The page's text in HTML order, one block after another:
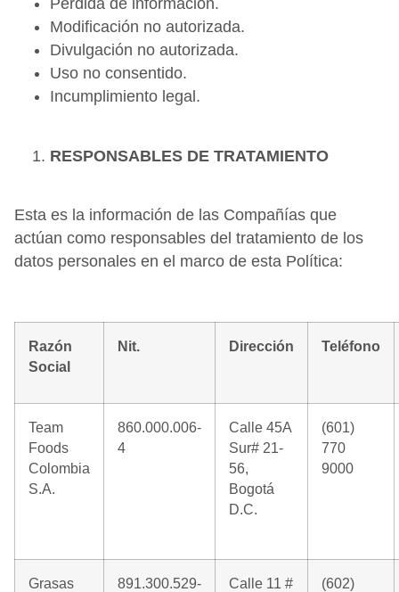
Pérdida de información.
Modificación no autorizada.
Divulgación no autorizada.
Uso no consentido.
Incumplimiento legal.
RESPONSABLES DE TRATAMIENTO
Esta es la información de las Compañías que
actúan como responsables del tratamiento de los
datos personales en el marco de esta Política:
Razón
Social
Nit. Dirección Teléfono
Team
Foods
Colombia
S.A.
860.000.006-
4
Calle 45A
Sur# 21-
56,
Bogotá
D.C.
(601)
770
9000
Grasas
891.300.529-
Calle 11 #
(602)